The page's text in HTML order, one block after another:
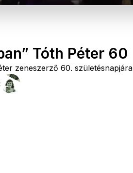
Tóth Péter 60
zeneszerző 60. születésnapjára